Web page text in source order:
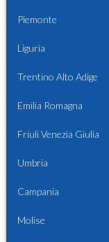
Piemonte
Liguria
Trentino Alto Adige
Emilia Romagna
Friuli Venezia Giulia
Umbria
Campania
Molise